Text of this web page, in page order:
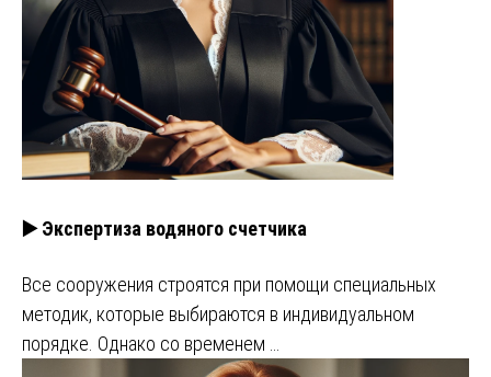
▶️ Экспертиза водяного счетчика
Все сооружения строятся при помощи специальных
методик, которые выбираются в индивидуальном
порядке. Однако со временем …